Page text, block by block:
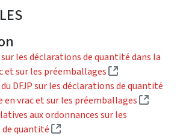
les déclarations de quantité dans la
et sur les préemballages
(External link)
DFJP sur les déclarations de quantité
en vrac et sur les préemballages
aux ordonnances sur les
de quantité
(External link)